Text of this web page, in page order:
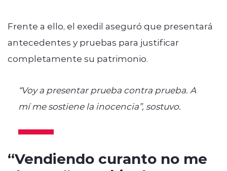
Frente a ello, el exedil aseguró que presentará
antecedentes y pruebas para justificar
completamente su patrimonio.
“Voy a presentar prueba contra prueba. A
mí me sostiene la inocencia”, sostuvo.
“Vendiendo curanto no me